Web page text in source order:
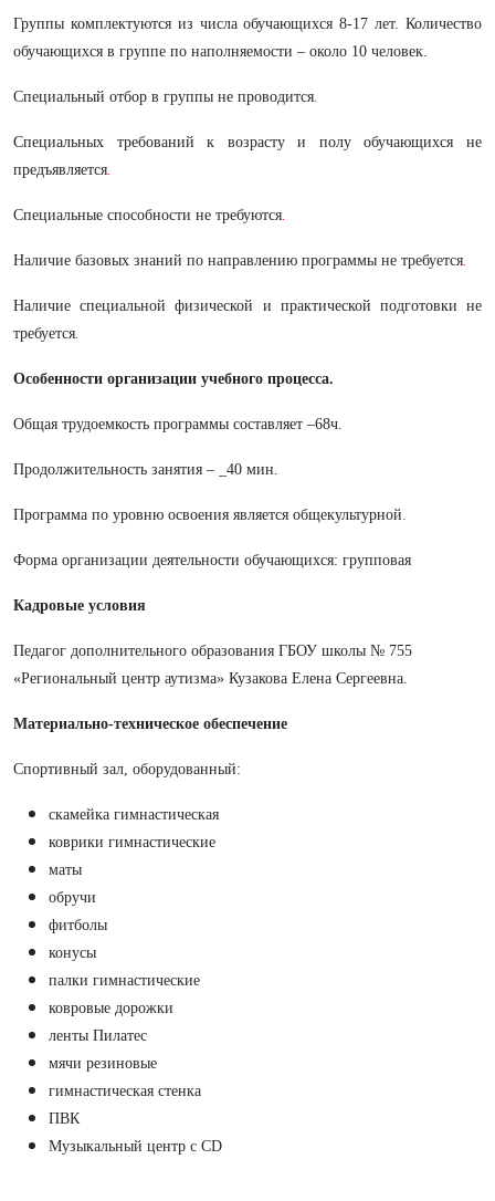
Группы комплектуются из числа обучающихся 8-17 лет. Количество
обучающихся в группе по наполняемости – около 10 человек.
Специальный отбор в группы не проводится.
Специальных требований к возрасту и полу обучающихся не
предъявляется.
Специальные способности не требуются.
Наличие базовых знаний по направлению программы не требуется.
Наличие специальной физической и практической подготовки не
требуется.
Особенности организации учебного процесса.
Общая трудоемкость программы составляет –68ч.
Продолжительность занятия – _40 мин.
Программа по уровню освоения является общекультурной.
Форма организации деятельности обучающихся: групповая
Кадровые условия
Педагог дополнительного образования ГБОУ школы № 755
«Региональный центр аутизма» Кузакова Елена Сергеевна.
Материально-техническое обеспечение
Спортивный зал, оборудованный:
скамейка гимнастическая
коврики гимнастические
маты
обручи
фитболы
конусы
палки гимнастические
ковровые дорожки
ленты Пилатес
мячи резиновые
гимнастическая стенка
ПВК
Музыкальный центр с CD